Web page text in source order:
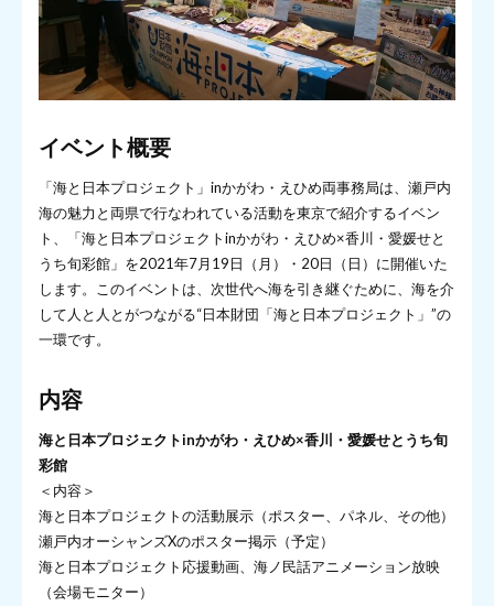
イベント概要
「海と日本プロジェクト」inかがわ・えひめ両事務局は、瀬戸内
海の魅力と両県で行なわれている活動を東京で紹介するイベン
ト、「海と日本プロジェクトinかがわ・えひめ×香川・愛媛せと
うち旬彩館」を2021年7月19日（月）・20日（日）に開催いた
します。このイベントは、次世代へ海を引き継ぐために、海を介
して人と人とがつながる“日本財団「海と日本プロジェクト」”の
一環です。
内容
海と日本プロジェクトinかがわ・えひめ×香川・愛媛せとうち旬
彩館
＜内容＞
海と日本プロジェクトの活動展示（ポスター、パネル、その他）
瀬戸内オーシャンズXのポスター掲示（予定）
海と日本プロジェクト応援動画、海ノ民話アニメーション放映
（会場モニター）